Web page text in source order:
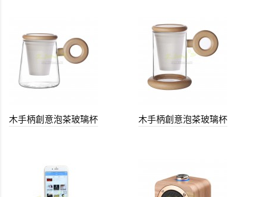
木手柄創意泡茶玻璃杯 木手柄創意泡茶玻璃杯